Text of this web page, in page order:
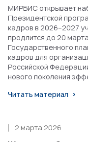
МИРБИС открывает
Президентской
кадров в 2026–2027
продлится до 20
Государственного
кадров для
Российской
нового поколения
Читать материал
2 марта 2026